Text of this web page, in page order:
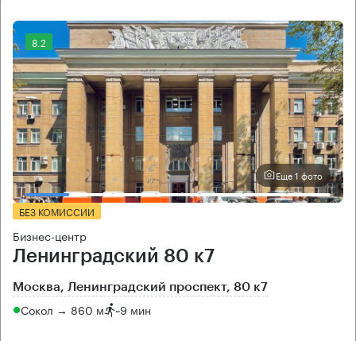
8.2
Еще 1 фото
БЕЗ КОМИССИИ
Бизнес-центр
Ленинградский 80 к7
Москва, Ленинградский проспект, 80 к7
Сокол → 860 м ~9 мин